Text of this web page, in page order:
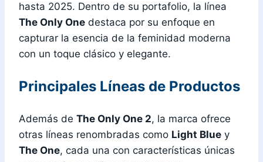
hasta 2025. Dentro de su portafolio, la línea
The Only One destaca por su enfoque en
capturar la esencia de la feminidad moderna
con un toque clásico y elegante.
Principales Líneas de Productos
Además de The Only One 2, la marca ofrece
otras líneas renombradas como Light Blue y
The One, cada una con características únicas